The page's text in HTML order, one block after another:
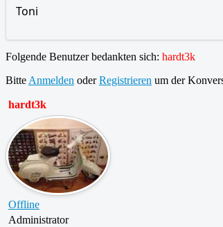
Toni
Folgende Benutzer bedankten sich: hardt3k
Bitte Anmelden oderRegistrieren um der
hardt3k
Offline
Administrator